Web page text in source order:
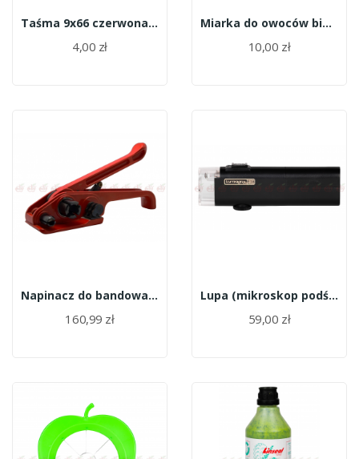
Taśma 9x66 czerwona (do zaklejania woreczków)
4,00 zł
Miarka do owoców biała 20-40
10,00 zł
Napinacz do bandowania ACTIV
160,99 zł
Lupa (mikroskop podświtlany) kieszonkowy
59,00 zł